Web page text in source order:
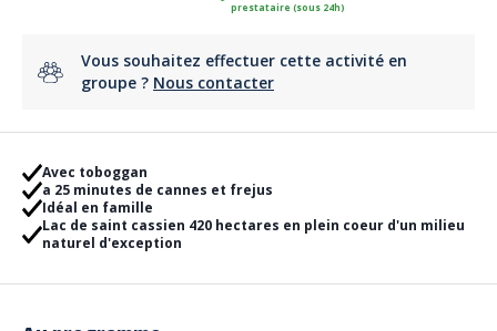
prestataire (sous 24h)
Vous souhaitez effectuer cette activité en
groupe ? Nous contacter
Avec toboggan
a 25 minutes de cannes et frejus
Idéal en famille
Lac de saint cassien 420 hectares en plein coeur d'un milieu
naturel d'exception